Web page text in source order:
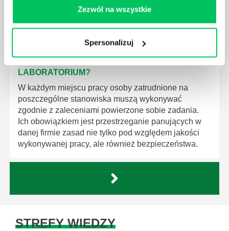
Zezwól na wszystkie
Spersonalizuj
LABORATORIUM?
W każdym miejscu pracy osoby zatrudnione na
poszczególne stanowiska muszą wykonywać
zgodnie z zaleceniami powierzone sobie zadania.
Ich obowiązkiem jest przestrzeganie panujących w
danej firmie zasad nie tylko pod względem jakości
wykonywanej pracy, ale również bezpieczeństwa.
STREFY WIEDZY